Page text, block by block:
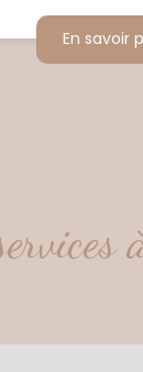
En savoir